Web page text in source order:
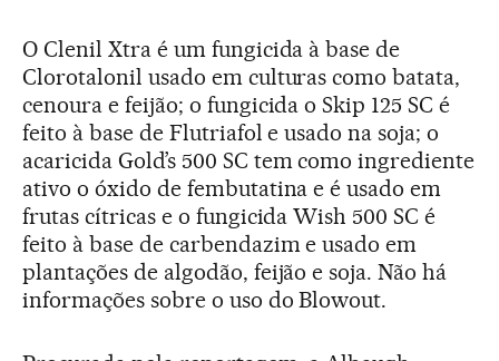
O Clenil Xtra é um fungicida à base de
Clorotalonil usado em culturas como batata,
cenoura e feijão; o fungicida o Skip 125 SC é
feito à base de Flutriafol e usado na soja; o
acaricida Gold’s 500 SC tem como ingrediente
ativo o óxido de fembutatina e é usado em
frutas cítricas e o fungicida Wish 500 SC é
feito à base de carbendazim e usado em
plantações de algodão, feijão e soja. Não há
informações sobre o uso do Blowout.